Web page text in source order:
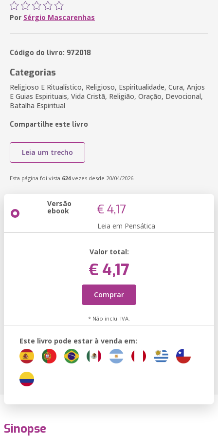
Por Sérgio Mascarenhas
Código do livro: 972018
Categorias
Religioso E Ritualístico, Religioso, Espiritualidade, Cura, Anjos
E Guias Espirituais, Vida Cristã, Religião, Oração, Devocional,
Batalha Espiritual
Compartilhe este livro
Leia um trecho
Esta página foi vista 624vezes desde 20/04/2026
Versão
ebook € 4,17
Leia em Pensática
Valor total:
€ 4,17
Comprar
* Não inclui IVA.
Este livro pode estar à venda em:
Sinopse